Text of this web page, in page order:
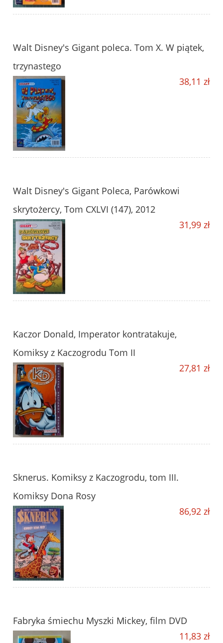
Walt Disney's Gigant poleca. Tom X. W piątek,
trzynastego
38,11 zł
Walt Disney's Gigant Poleca, Parówkowi
skrytożercy, Tom CXLVI (147), 2012
31,99 zł
Kaczor Donald, Imperator kontratakuje,
Komiksy z Kaczogrodu Tom II
27,81 zł
Sknerus. Komiksy z Kaczogrodu, tom III.
Komiksy Dona Rosy
86,92 zł
Fabryka śmiechu Myszki Mickey, film DVD
11,83 zł